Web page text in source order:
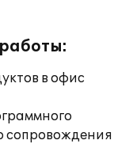
в офис
сопровождения